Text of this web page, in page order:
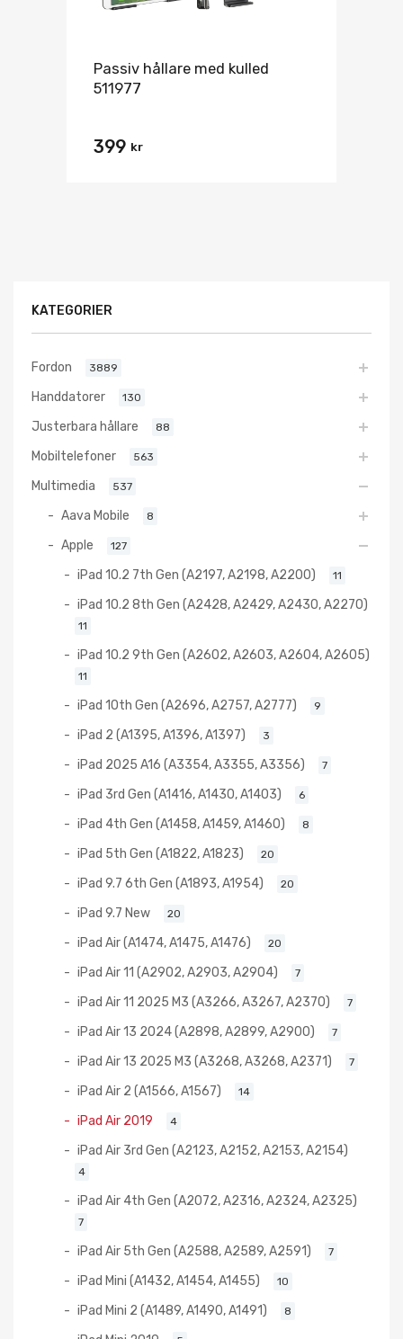
Passiv hållare med kulled
511977
399 kr
KATEGORIER
Fordon 3889
Handdatorer 130
Justerbara hållare 88
Mobiltelefoner 563
Multimedia 537
Aava Mobile 8
Apple 127
iPad 10.2 7th Gen (A2197, A2198, A2200) 11
iPad 10.2 8th Gen (A2428, A2429, A2430, A2270)
11
iPad 10.2 9th Gen (A2602, A2603, A2604, A2605)
11
iPad 10th Gen (A2696, A2757, A2777) 9
iPad 2 (A1395, A1396, A1397) 3
iPad 2025 A16 (A3354, A3355, A3356) 7
iPad 3rd Gen (A1416, A1430, A1403) 6
iPad 4th Gen (A1458, A1459, A1460) 8
iPad 5th Gen (A1822, A1823) 20
iPad 9.7 6th Gen (A1893, A1954) 20
iPad 9.7 New 20
iPad Air (A1474, A1475, A1476) 20
iPad Air 11 (A2902, A2903, A2904) 7
iPad Air 11 2025 M3 (A3266, A3267, A2370) 7
iPad Air 13 2024 (A2898, A2899, A2900) 7
iPad Air 13 2025 M3 (A3268, A3268, A2371) 7
iPad Air 2 (A1566, A1567) 14
iPad Air 2019 4
iPad Air 3rd Gen (A2123, A2152, A2153, A2154)
4
iPad Air 4th Gen (A2072, A2316, A2324, A2325)
7
iPad Air 5th Gen (A2588, A2589, A2591) 7
iPad Mini (A1432, A1454, A1455) 10
iPad Mini 2 (A1489, A1490, A1491) 8